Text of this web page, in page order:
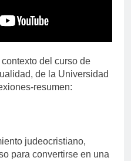
del curso de
de la Universidad
resumen:
judeocristiano,
para convertirse en una